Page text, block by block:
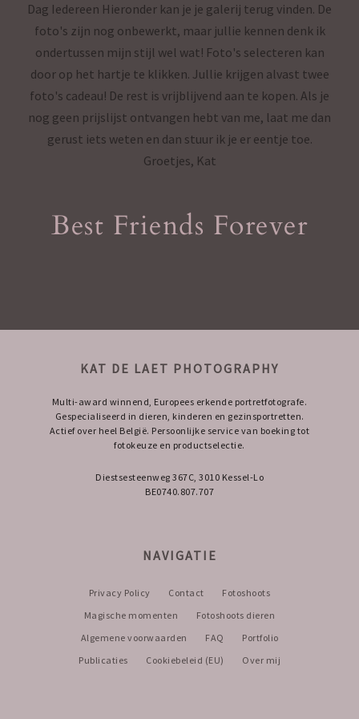
Dag Iedereen Hieronder kan je je galerij terug vinden. De
foto's zijn nog onbewerkt, maar jullie kennen denk ik
ondertussen mijn stijl wel wat! Foto's selecteren kan
door op het hartje te klikken. Jullie krijgen alvast twee
foto's cadeau! De rest is vrijblijvend aan te kopen. Als je
nog geen prijslijst ontvangen hebt van me, laat me dan
gerust iets weten en dan stuur ik je er eentje toe.
Groetjes, Kat
Best Friends Forever
KAT DE LAET PHOTOGRAPHY
Multi-award winnend, Europees erkende portretfotografe.
Gespecialiseerd in dieren, kinderen en gezinsportretten.
Actief over heel België. Persoonlijke service van boeking tot
fotokeuze en productselectie.
Diestsesteenweg 367C, 3010 Kessel-Lo
BE0740.807.707
NAVIGATIE
Privacy Policy Contact
Fotoshoots
Magische momenten
Fotoshoots dieren
Algemene voorwaarden
FAQ
Portfolio
Publicaties
Cookiebeleid (EU) Over mij